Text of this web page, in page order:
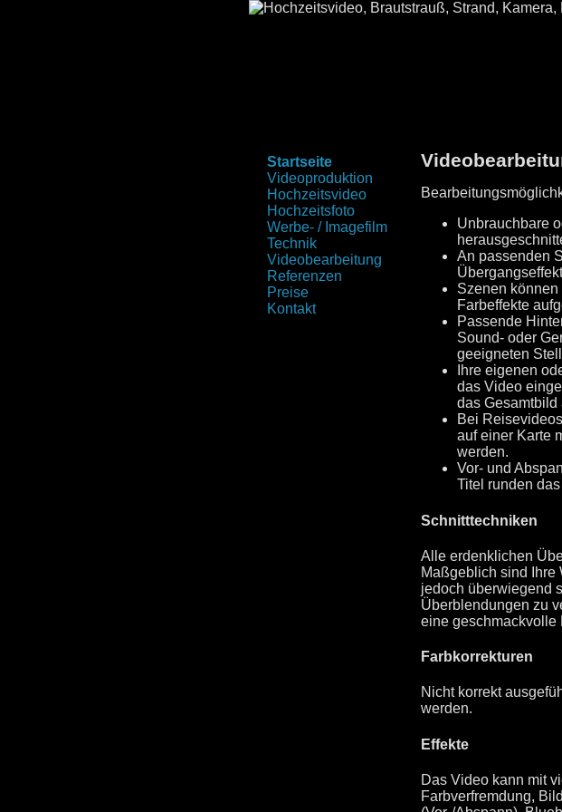
Unbrauchbare
An passenden
Szenen
Farbeffekte
Passende
Sound- oder
geeigneten
Ihre eigenen
das Video
das Gesamtbild
Bei
auf einer Karte
werden.
Vor- und
Titel runden
Schnitttechniken
Alle erdenklichen
Maßgeblich sind Ihre
jedoch überwiegend
Überblendungen zu
eine geschmackvolle
Farbkorrekturen
Nicht korrekt
werden.
Effekte
Das Video kann mit
Farbverfremdung,
Startseite
Videoproduktion
Hochzeitsvideo
Hochzeitsfoto
Werbe- / Imagefilm
Technik
Videobearbeitung
Referenzen
Preise
Kontakt